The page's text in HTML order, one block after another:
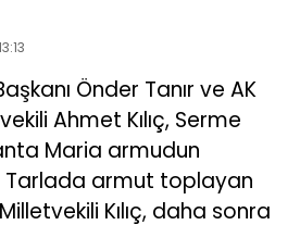
Önder Tanır ve AK
Ahmet Kılıç, Serme
Maria armudun
Tarlada armut toplayan
Kılıç, daha sonra